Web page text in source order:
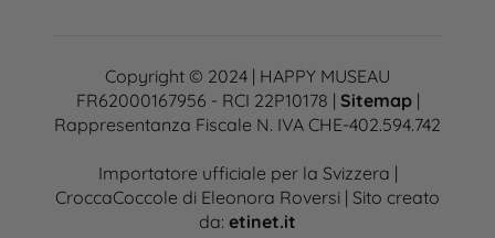
Copyright © 2024 | HAPPY MUSEAU
FR62000167956 - RCI 22P10178 | Sitemap|
Rappresentanza Fiscale N. IVA CHE-402.594.742
Importatore ufficiale per la Svizzera |
CroccaCoccole di Eleonora Roversi | Sito creato
da: etinet.it